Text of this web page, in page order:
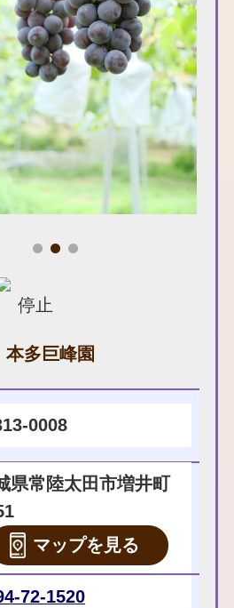
停止
多巨峰園
0008
県常陸太田市増井町
マップを見る
72-1520